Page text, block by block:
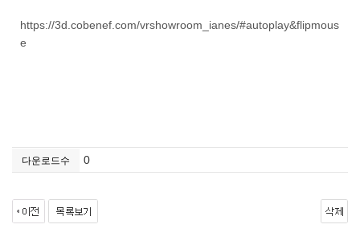
https://3d.cobenef.com/vrshowroom_ianes/#autoplay&flipmous
e
다운로드수 0